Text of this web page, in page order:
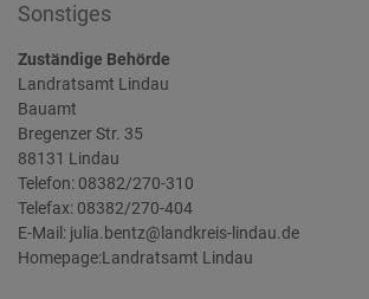
Sonstiges
Zuständige Behörde
Landratsamt Lindau
Bauamt
Bregenzer Str. 35
88131 Lindau
Telefon: 08382/270-310
Telefax: 08382/270-404
E-Mail: julia.bentz@landkreis-lindau.de
Homepage:Landratsamt Lindau